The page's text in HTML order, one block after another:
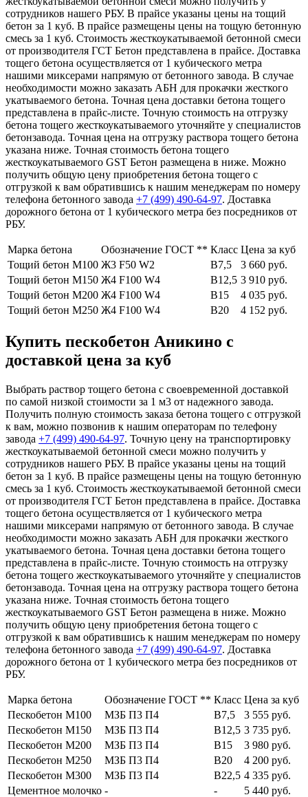
сотрудников нашего РБУ. В прайсе указаны цены на тощий
бетон за 1 куб. В прайсе размещены цены на тощую бетонную
смесь за 1 куб. Стоимость жесткоукатываемой бетонной смеси
от производителя ГСТ Бетон представлена в прайсе. Доставка
тощего бетона осуществляется от 1 кубического метра
нашими миксерами напрямую от бетонного завода. В случае
необходимости можно заказать АБН для прокачки жесткого
укатываемого бетона. Точная цена доставки бетона тощего
представлена в прайс-листе. Точную стоимость на отгрузку
бетона тощего жесткоукатываемого уточняйте у специалистов
бетонзавода. Точная цена на отгрузку раствора тощего бетона
указана ниже. Точная стоимость бетона тощего
жесткоукатываемого GST Бетон размещена в ниже. Можно
получить общую цену приобретения бетона тощего с
отгрузкой к вам обратившись к нашим менеджерам по номеру
телефона бетонного завода +7 (499) 490-64-97. Доставка
дорожного бетона от 1 кубического метра без посредников от
РБУ.
Марка бетона Обозначение ГОСТ ** Класс Цена за куб
Тощий бетон М100 Ж3 F50 W2 В7,5
3 660 руб.
Тощий бетон М150 Ж4 F100 W4 В12,5 3 910 руб.
Тощий бетон М200 Ж4 F100 W4 В15
4 035 руб.
Тощий бетон М250 Ж4 F100 W4 В20 4 152 руб.
Купить пескобетон Аникино с
доставкой цена за куб
Выбрать раствор тощего бетона с своевременной доставкой
по самой низкой стоимости за 1 м3 от надежного завода.
Получить полную стоимость заказа бетона тощего с отгрузкой
к вам, можно позвонив к нашим операторам по телефону
завода +7 (499) 490-64-97. Точную цену на транспортировку
жесткоукатываемой бетонной смеси можно получить у
сотрудников нашего РБУ. В прайсе указаны цены на тощий
бетон за 1 куб. В прайсе размещены цены на тощую бетонную
смесь за 1 куб. Стоимость жесткоукатываемой бетонной смеси
от производителя ГСТ Бетон представлена в прайсе. Доставка
тощего бетона осуществляется от 1 кубического метра
нашими миксерами напрямую от бетонного завода. В случае
необходимости можно заказать АБН для прокачки жесткого
укатываемого бетона. Точная цена доставки бетона тощего
представлена в прайс-листе. Точную стоимость на отгрузку
бетона тощего жесткоукатываемого уточняйте у специалистов
бетонзавода. Точная цена на отгрузку раствора тощего бетона
указана ниже. Точная стоимость бетона тощего
жесткоукатываемого GST Бетон размещена в ниже. Можно
получить общую цену приобретения бетона тощего с
отгрузкой к вам обратившись к нашим менеджерам по номеру
телефона бетонного завода +7 (499) 490-64-97. Доставка
дорожного бетона от 1 кубического метра без посредников от
РБУ.
Марка бетона Обозначение ГОСТ ** Класс Цена за куб
Пескобетон М100
МЗБ П3 П4 В7,5
3 555 руб.
Пескобетон М150
МЗБ П3 П4 В12,5 3 735 руб.
Пескобетон М200
МЗБ П3 П4 В15
3 980 руб.
Пескобетон М250
МЗБ П3 П4 В20
4 200 руб.
Пескобетон М300
МЗБ П3 П4 В22,5 4 335 руб.
Цементное молочко - - 5 440 руб.